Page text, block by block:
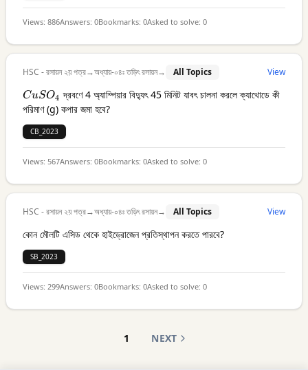
Views: 886Answers: 0Bookmarks: 0Asked to solve: 0
HSC - রসায়ন ২য় পত্র→অধ্যায়-০৪ঃ তড়িৎ রসায়ন→ All Topics View
CuSO_4
CuSO4 দ্রবণে 4 অ্যাম্পিয়ার বিদ্যুৎ 45 মিনিট যাবৎ চালনা করলে ক্যাথোডে কী
পরিমাণ (g) কপার জমা হবে?
CB_2023
Views: 567Answers: 0Bookmarks: 0Asked to solve: 0
HSC - রসায়ন ২য় পত্র→অধ্যায়-০৪ঃ তড়িৎ রসায়ন→ All Topics View
কোন মৌলটি এসিড থেকে হাইড্রোজেন প্রতিস্থাপন করতে পারবে?
SB_2023
Views: 299Answers: 0Bookmarks: 0Asked to solve: 0
1 NEXT